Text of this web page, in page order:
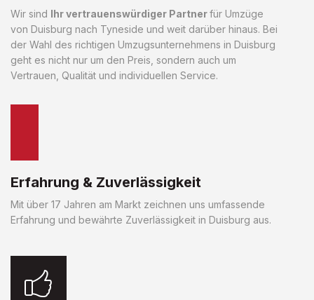
Wir sind Ihr vertrauenswürdiger Partnerfür Umzüge
von Duisburg nach Tyneside und weit darüber hinaus. Bei
der Wahl des richtigen Umzugsunternehmens in Duisburg
geht es nicht nur um den Preis, sondern auch um
Vertrauen, Qualität und individuellen Service.
Erfahrung & Zuverlässigkeit
Mit über 17 Jahren am Markt zeichnen uns umfassende
Erfahrung und bewährte Zuverlässigkeit in Duisburg aus.